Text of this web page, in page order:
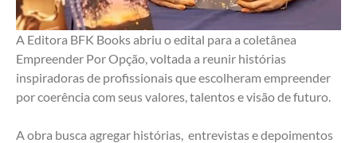
A Editora BFK Books abriu o edital para a coletânea
Empreender Por Opção, voltada a reunir histórias
inspiradoras de profissionais que escolheram empreender
por coerência com seus valores, talentos e visão de futuro.
A obra busca agregar histórias,  entrevistas e depoimentos